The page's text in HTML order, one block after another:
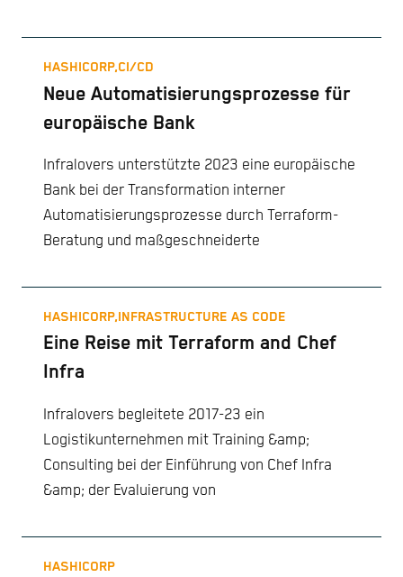
HASHICORP,CI/CD
Neue Automatisierungsprozesse für
europäische Bank
Infralovers unterstützte 2023 eine europäische
Bank bei der Transformation interner
Automatisierungsprozesse durch Terraform-
Beratung und maßgeschneiderte
HASHICORP,INFRASTRUCTURE AS CODE
Eine Reise mit Terraform and Chef
Infra
Infralovers begleitete 2017-23 ein
Logistikunternehmen mit Training &amp;
Consulting bei der Einführung von Chef Infra
&amp; der Evaluierung von
HASHICORP